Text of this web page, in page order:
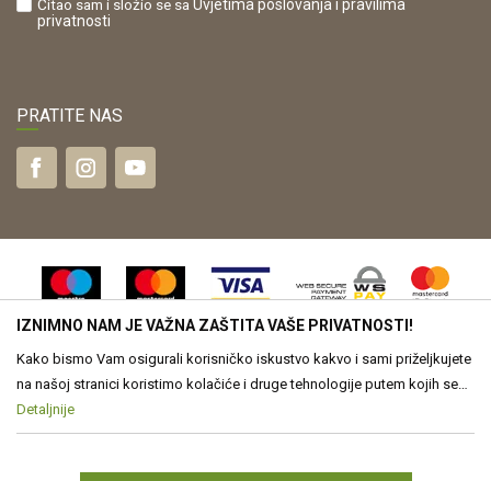
Čitao sam i složio se sa Uvjetima poslovanja i pravilima
privatnosti
PRATITE NAS
Nastojimo biti što precizniji u opisu proizvoda, vjernom prikazu slika te
samih cijena, ali ne možemo u potpunosti jamčiti točnost svih
dio naše ponude, no to ne znači da su uvijek dostupni u svakom
IZNIMNO NAM JE VAŽNA ZAŠTITA VAŠE PRIVATNOSTI!
Kako bismo Vam osigurali korisničko iskustvo kakvo i sami priželjkujete
na našoj stranici koristimo kolačiće i druge tehnologije putem kojih se
obrađuju Vaši osobni podaci. Voditelj obrade Vaših podataka je Drvona
d.o.o. Obrada Vaših osobnih podataka je nužna za funkcioniranje ove
Detaljnije